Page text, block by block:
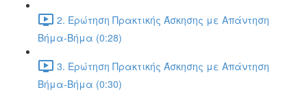
2. Ερώτηση Πρακτικής Άσκησης με Απάντηση
Βήμα-Βήμα (0:28)
3. Ερώτηση Πρακτικής Άσκησης με Απάντηση
Βήμα-Βήμα (0:30)